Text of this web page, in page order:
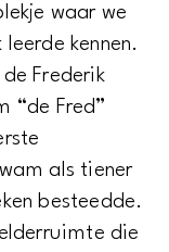
waar we
kennen.
Frederik
“de Fred”
als tiener
besteedde.
die